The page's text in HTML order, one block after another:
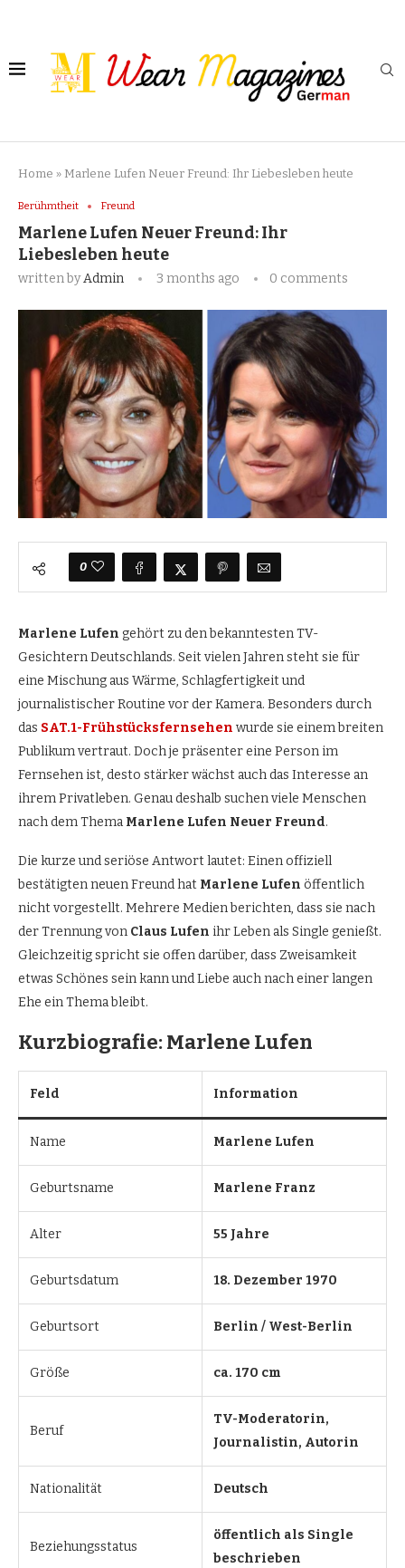
Home » Marlene Lufen Neuer Freund: Ihr Liebesleben heute
Berühmtheit Freund
Marlene Lufen Neuer Freund: Ihr
Liebesleben heute
written byAdmin 3 months ago 0 comments
0
Marlene Lufen gehört zu den bekanntesten TV-
Gesichtern Deutschlands. Seit vielen Jahren steht sie für
eine Mischung aus Wärme, Schlagfertigkeit und
journalistischer Routine vor der Kamera. Besonders durch
das SAT.1-Frühstücksfernsehen wurde sie einem breiten
Publikum vertraut. Doch je präsenter eine Person im
Fernsehen ist, desto stärker wächst auch das Interesse an
ihrem Privatleben. Genau deshalb suchen viele Menschen
nach dem Thema Marlene Lufen Neuer Freund.
Die kurze und seriöse Antwort lautet: Einen offiziell
bestätigten neuen Freund hat Marlene Lufen öffentlich
nicht vorgestellt. Mehrere Medien berichten, dass sie nach
der Trennung von Claus Lufen ihr Leben als Single genießt.
Gleichzeitig spricht sie offen darüber, dass Zweisamkeit
etwas Schönes sein kann und Liebe auch nach einer langen
Ehe ein Thema bleibt.
Kurzbiografie: Marlene Lufen
Feld Information
Name Marlene Lufen
Geburtsname Marlene Franz
Alter 55 Jahre
Geburtsdatum 18. Dezember 1970
Geburtsort Berlin / West-Berlin
Größe ca. 170 cm
Beruf
TV-Moderatorin,
Journalistin, Autorin
Nationalität Deutsch
Beziehungsstatus
öffentlich als Single
beschrieben